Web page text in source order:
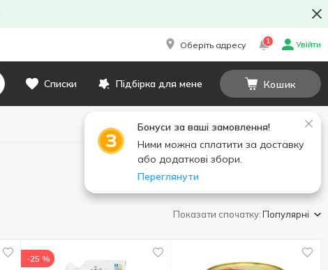
Оберіть адресу 1 Увійти
Списки Підбірка для мене Кошик
Бонуси за ваші замовлення!
Ними можна сплатити за доставку
або додаткові збори.
Переглянути
Показати спочатку:Популярні
-25 %